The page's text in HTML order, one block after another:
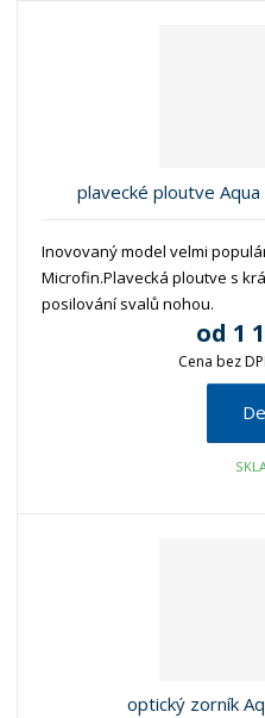
plavecké ploutve
Inovovaný model velmi
Microfin.Plavecká ploutve s
posilování svalů nohou.
od 1
Cena bez
optický zorník